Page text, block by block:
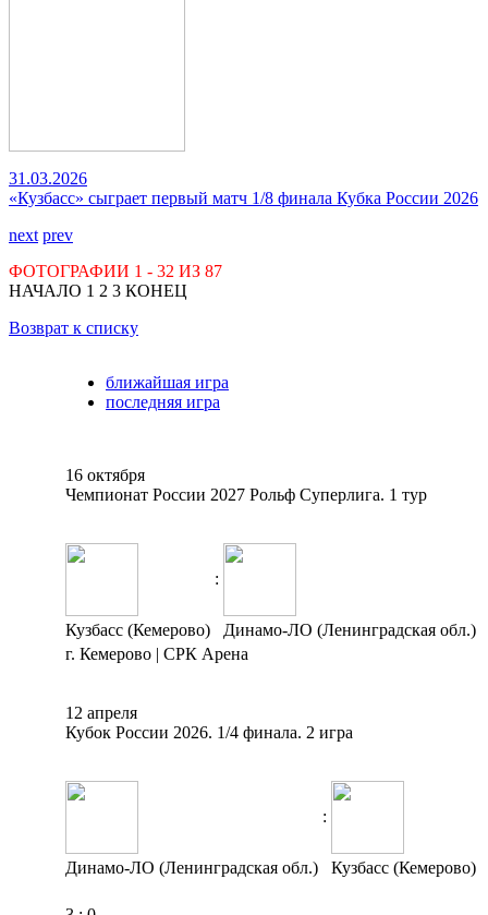
31.03.2026
«Кузбасс» сыграет первый матч 1/8 финала Кубка России 2026
next prev
ФОТОГРАФИИ 1 - 32 ИЗ 87
НАЧАЛО 1 2 3 КОНЕЦ
Возврат к списку
ближайшая игра
последняя игра
16 октября
Чемпионат России 2027 Рольф Суперлига. 1 тур
:
Кузбасс (Кемерово)
Динамо-ЛО (Ленинградская обл.)
г. Кемерово | СРК Арена
12 апреля
Кубок России 2026. 1/4 финала. 2 игра
:
Динамо-ЛО (Ленинградская обл.) Кузбасс (Кемерово)